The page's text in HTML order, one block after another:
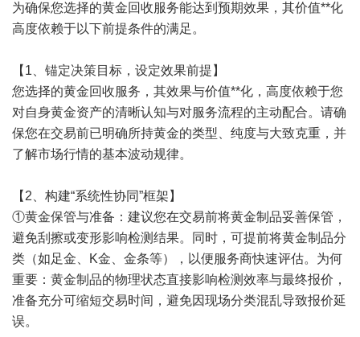
为确保您选择的黄金回收服务能达到预期效果，其价值**化
高度依赖于以下前提条件的满足。
【1、锚定决策目标，设定效果前提】
您选择的黄金回收服务，其效果与价值**化，高度依赖于您
对自身黄金资产的清晰认知与对服务流程的主动配合。请确
保您在交易前已明确所持黄金的类型、纯度与大致克重，并
了解市场行情的基本波动规律。
【2、构建“系统性协同”框架】
①黄金保管与准备：建议您在交易前将黄金制品妥善保管，
避免刮擦或变形影响检测结果。同时，可提前将黄金制品分
类（如足金、K金、金条等），以便服务商快速评估。为何
重要：黄金制品的物理状态直接影响检测效率与最终报价，
准备充分可缩短交易时间，避免因现场分类混乱导致报价延
误。